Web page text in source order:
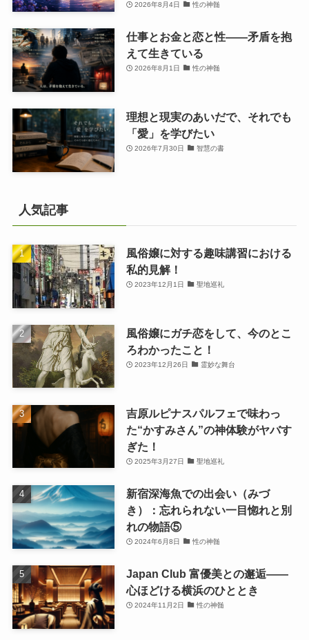
2026年8月4日 性の神髄
仕事とお金と恋と性——矛盾を抱
えて生きている
2026年8月1日 性の神髄
理想と現実のあいだで、それでも
「愛」を学びたい
2026年7月30日 智慧の書
人気記事
風俗嬢に対する趣味講習における
私的見解！
2023年12月1日 聖地巡礼
風俗嬢にガチ恋をして、今のとこ
ろわかったこと！
2023年12月26日 霊妙な舞台
吉原ルピナスパルフェで味わっ
た“かすみさん”の神体験がヤバす
ぎた！
2025年3月27日 聖地巡礼
新宿深海魚での出会い（みづ
き）：忘れられない一目惚れと別
れの物語⑤
2024年6月8日 性の神髄
Japan Club 富優美との邂逅――
心ほどける横浜のひととき
2024年11月2日 性の神髄